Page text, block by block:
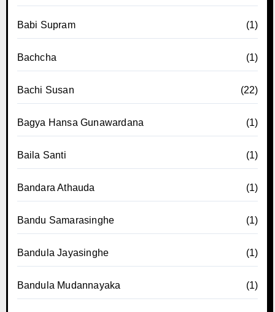
Babi Supram (1)
Bachcha (1)
Bachi Susan (22)
Bagya Hansa Gunawardana (1)
Baila Santi (1)
Bandara Athauda (1)
Bandu Samarasinghe (1)
Bandula Jayasinghe (1)
Bandula Mudannayaka (1)